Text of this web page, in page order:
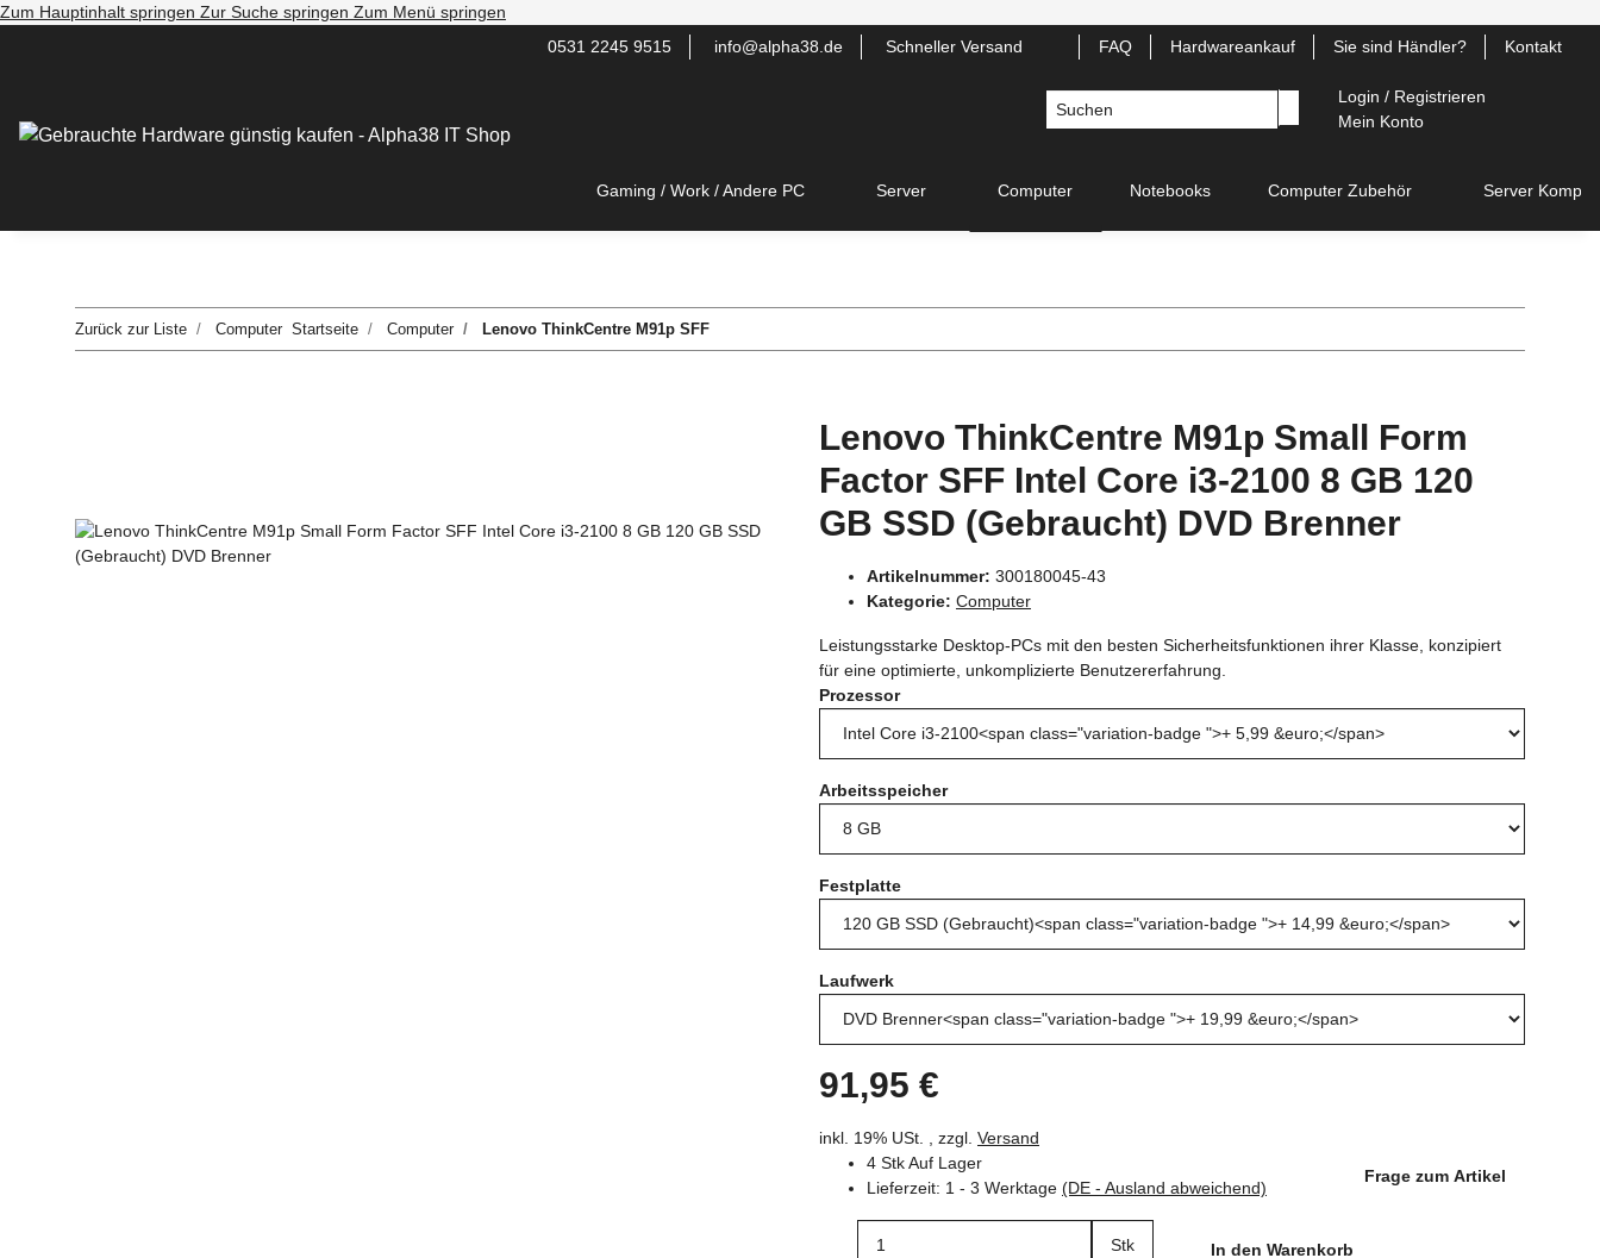
Zum Hauptinhalt springen Zur Suche springen Zum Menü springen
FAQ
Hardwareankauf Sie sind Händler? Kontakt
0531 2245 9515 info@alpha38.de Schneller Versand
Login / Registrieren
Mein Konto
Gaming / Work / Andere PC Server Computer Notebooks Computer Zubehör Server
Zurück zur Liste Computer Startseite Computer Lenovo ThinkCentre M91p SFF
Lenovo ThinkCentre M91p Small Form
Factor SFF Intel Core i3-2100 8 GB 120
GB SSD (Gebraucht) DVD Brenner
Artikelnummer: 300180045-43
Kategorie: Computer
Leistungsstarke Desktop-PCs mit den besten Sicherheitsfunktionen ihrer Klasse, konzipiert
für eine optimierte, unkomplizierte Benutzererfahrung.
Prozessor
Arbeitsspeicher
Festplatte
Laufwerk
91,95 €
inkl. 19% USt. , zzgl. Versand
4 Stk Auf Lager
Lieferzeit: 1 - 3 Werktage (DE - Ausland abweichend)
Frage zum Artikel
Stk In den Warenkorb